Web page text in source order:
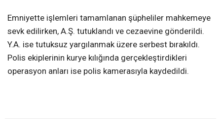
Emniyette işlemleri tamamlanan şüpheliler mahkemeye
sevk edilirken, A.Ş. tutuklandı ve cezaevine gönderildi.
Y.A. ise tutuksuz yargılanmak üzere serbest bırakıldı.
Polis ekiplerinin kurye kılığında gerçekleştirdikleri
operasyon anları ise polis kamerasıyla kaydedildi.